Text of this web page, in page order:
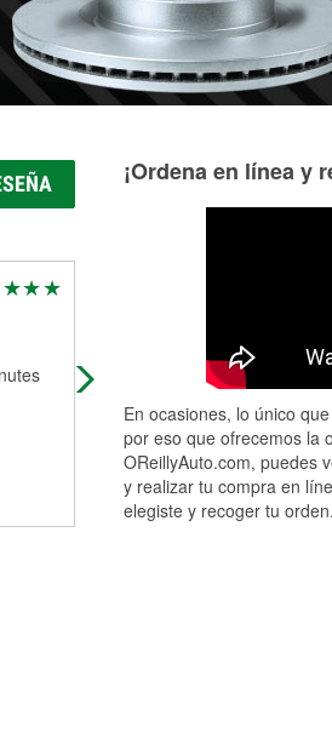
We have been to many
this big box store. There usually
one In Fallon is usually out of
you...Read More
¡Ordena en línea y
En ocasiones, lo único
por eso que ofrecemos la
OReillyAuto.com, puedes
y realizar tu compra en
elegiste y recoger tu orden.